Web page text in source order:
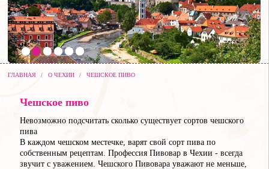
ГЛАВНАЯ / О ЧЕХИИ / ЧЕШСКОЕ ПИВО
Чешское пиво
Невозможно подсчитать сколько существует сортов чешского
пива
В каждом чешском местечке, варят свой сорт пива по
собственным рецептам. Профессия Пивовар в Чехии - всегда
звучит с уважением. Чешского Пивовара уважают не меньше,